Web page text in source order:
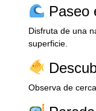
Paseo
Disfruta de una
superficie.
Observa de